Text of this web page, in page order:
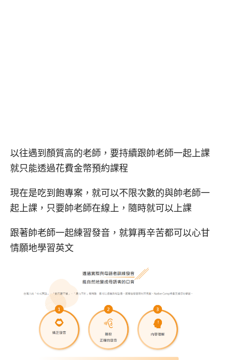
以往遇到顏質高的老師，要持續跟帥老師一起上課
就只能透過花費金幣預約課程
現在是吃到飽專案，就可以不限次數的與帥老師一
起上課，只要帥老師在線上，隨時就可以上課
跟著帥老師一起練習發音，就算再辛苦都可以心甘
情願地學習英文